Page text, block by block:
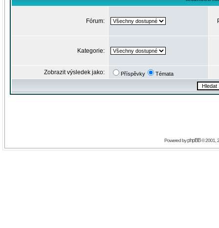
Fórum:
Kategorie:
Zobrazit výsledek jako: Příspěvky Témata
Powered byphpBB© 2001,